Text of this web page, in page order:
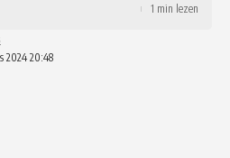
2024 20:48
1 min lezen